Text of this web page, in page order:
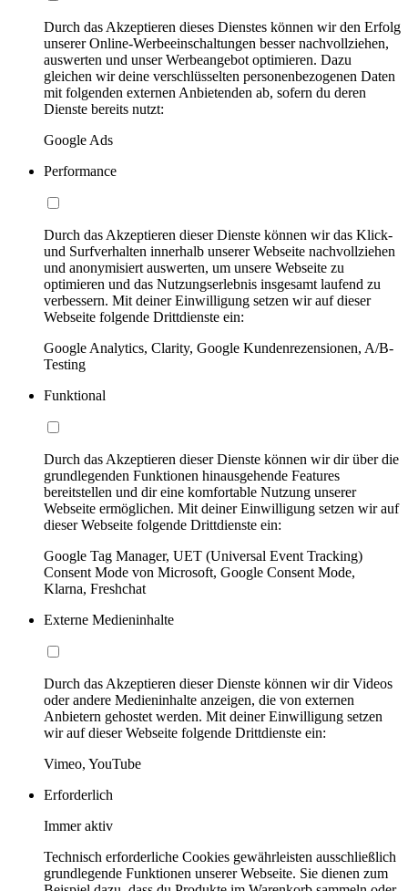
Durch das Akzeptieren dieses Dienstes können wir den Erfolg
unserer Online-Werbeeinschaltungen besser nachvollziehen,
auswerten und unser Werbeangebot optimieren. Dazu
gleichen wir deine verschlüsselten personenbezogenen Daten
mit folgenden externen Anbietenden ab, sofern du deren
Dienste bereits nutzt:
Google Ads
Performance
Durch das Akzeptieren dieser Dienste können wir das Klick-
und Surfverhalten innerhalb unserer Webseite nachvollziehen
und anonymisiert auswerten, um unsere Webseite zu
optimieren und das Nutzungserlebnis insgesamt laufend zu
verbessern. Mit deiner Einwilligung setzen wir auf dieser
Webseite folgende Drittdienste ein:
Google Analytics, Clarity, Google Kundenrezensionen, A/B-
Testing
Funktional
Durch das Akzeptieren dieser Dienste können wir dir über die
grundlegenden Funktionen hinausgehende Features
bereitstellen und dir eine komfortable Nutzung unserer
Webseite ermöglichen. Mit deiner Einwilligung setzen wir auf
dieser Webseite folgende Drittdienste ein:
Google Tag Manager, UET (Universal Event Tracking)
Consent Mode von Microsoft, Google Consent Mode,
Klarna, Freshchat
Externe Medieninhalte
Durch das Akzeptieren dieser Dienste können wir dir Videos
oder andere Medieninhalte anzeigen, die von externen
Anbietern gehostet werden. Mit deiner Einwilligung setzen
wir auf dieser Webseite folgende Drittdienste ein:
Vimeo, YouTube
Erforderlich
Immer aktiv
Technisch erforderliche Cookies gewährleisten ausschließlich
grundlegende Funktionen unserer Webseite. Sie dienen zum